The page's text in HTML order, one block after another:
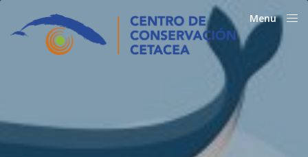
Menu
Close